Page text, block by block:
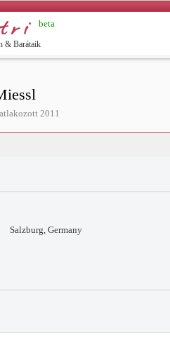
& Barátaik
beta
2011
Salzburg, Germany